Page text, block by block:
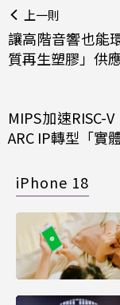
上一則
讓高階音響也能
質再生塑膠」供
MIPS加速RISC-
ARC IP轉型「實
iPhone 18